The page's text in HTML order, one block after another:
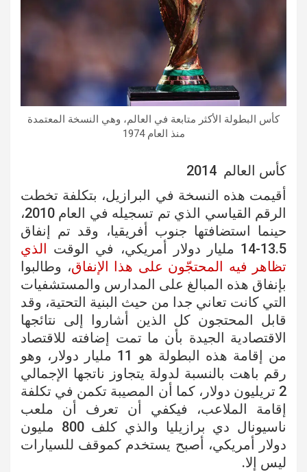
كأس البطولة الأكثر متابعة في العالم، وهي النسخة المعتمدة
منذ العام 1974
كأس العالم 2014
أقيمت هذه النسخة في البرازيل، بتكلفة تخطت
الرقم القياسي الذي تم تسجيله في العام 2010،
حينما استضافتها جنوب أفريقيا، وقد تم إنفاق
13.5-14 مليار دولار أمريكي، في الوقت
الذي
تظاهر فيه المحتجّون على هذا الإنفاق، وطالبوا
بإنفاق هذه المبالغ على المدارس والمستشفيات
التي كانت تعاني جدا من حيث البنية التحتية، وقد
قابل المحتجون كل الذين أشاروا إلى نتائجها
الاقتصادية الجيدة بأن ما تمت إضافته للاقتصاد
من إقامة هذه البطولة هو 11 مليار دولار، وهو
رقم باهت بالنسبة لدولة يتجاوز ناتجها الإجمالي
2 تريليون دولار، كما أن المصيبة تكمن في تكلفة
إقامة الملاعب، فيكفي أن تعرف أن ملعب
ناسيونال دي برازيليا والذي كلف 800 مليون
دولار أمريكي، أصبح يستخدم كموقف للسيارات
ليس إلا.